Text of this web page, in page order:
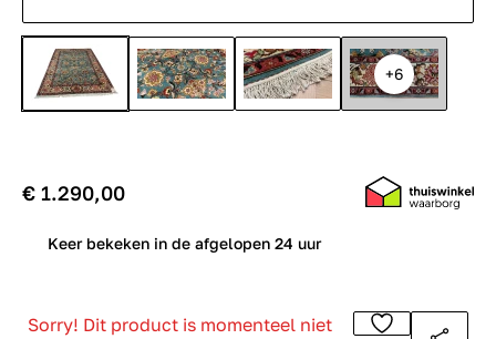
+6
€ 1.290,00
Keer bekeken in de afgelopen 24 uur
Sorry! Dit product is momenteel niet